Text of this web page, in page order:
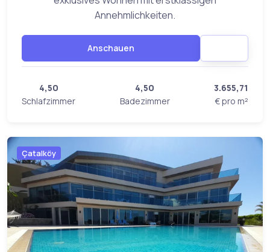
Annehmlichkeiten.
Anschauen
4,50
Schlafzimmer
4,50
Badezimmer
3.655,71
€ pro m²
Çatalköy